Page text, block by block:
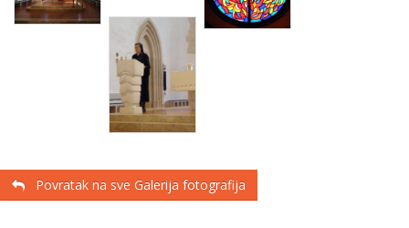
Povratak na sve Galerija fotografija